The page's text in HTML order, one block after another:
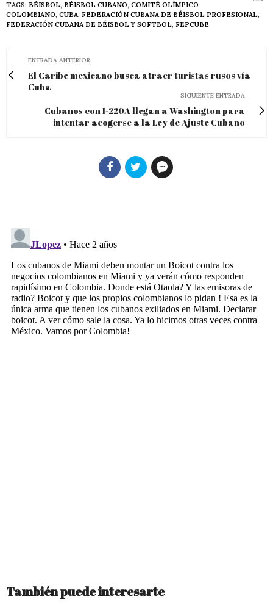
TAGS: BÉISBOL, BÉISBOL CUBANO, COMITÉ OLÍMPICO
COLOMBIANO, CUBA, FEDERACIÓN CUBANA DE BÉISBOL PROFESIONAL,
FEDERACIÓN CUBANA DE BÉISBOL Y SOFTBOL, FEPCUBE
ENTRADA ANTERIOR
El Caribe mexicano busca atraer turistas rusos vía
Cuba
SIGUIENTE ENTRADA
Cubanos con I-220A llegan a Washington para
intentar acogerse a la Ley de Ajuste Cubano
También puede interesarte